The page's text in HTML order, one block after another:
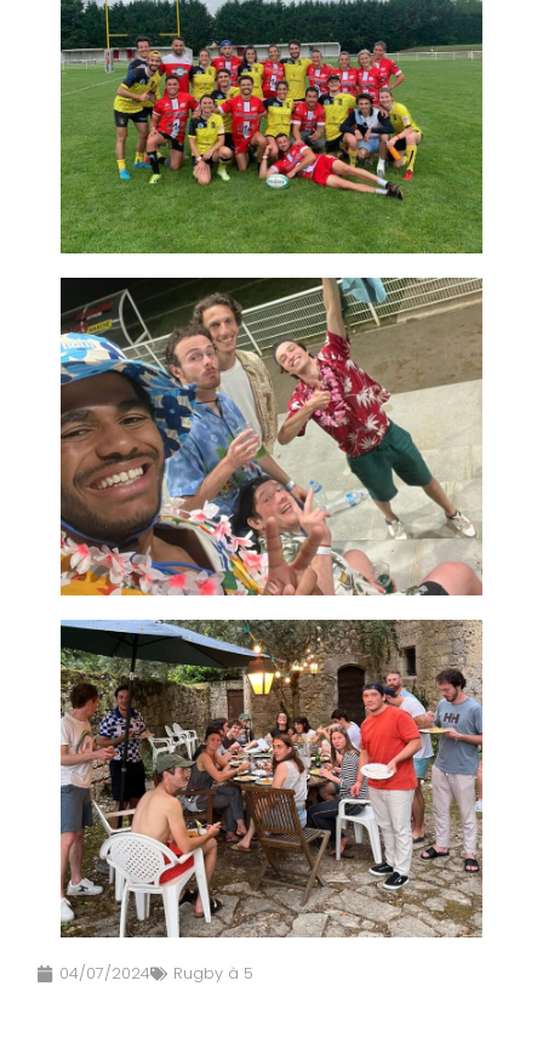
04/07/2024 Rugby à 5